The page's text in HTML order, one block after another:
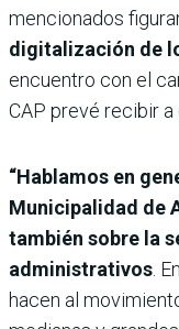
mencionados
digitalización de
encuentro con el
CAP prevé recibir
“Hablamos en
Municipalidad de
también sobre la
administrativos .
hacen al